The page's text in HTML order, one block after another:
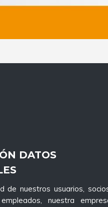
DATOS
de nuestros usuarios,
nuestra